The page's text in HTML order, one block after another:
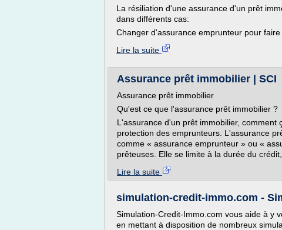
La résiliation d'une assurance d'un prêt
dans différents cas:
Changer d'assurance emprunteur pour faire
Lire la suite
Assurance prêt immobilier | SCI
Assurance prêt immobilier
Qu'est ce que l'assurance prêt immobilier ?
L'assurance d'un prêt immobilier, comment
protection des emprunteurs. L'assurance
comme « assurance emprunteur » ou «
prêteuses. Elle se limite à la durée du
Lire la suite
simulation-credit-immo.com -
Simulation-Credit-Immo.com vous aide à y
en mettant à disposition de nombreux